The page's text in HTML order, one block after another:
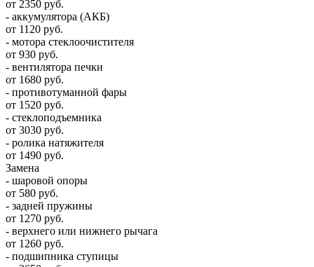
от 2350 руб.
- аккумулятора (АКБ)
от 1120 руб.
- мотора стеклоочистителя
от 930 руб.
- вентилятора печки
от 1680 руб.
- противотуманной фары
от 1520 руб.
- стеклоподъемника
от 3030 руб.
- ролика натяжителя
от 1490 руб.
Замена
- шаровой опоры
от 580 руб.
- задней пружины
от 1270 руб.
- верхнего или нижнего рычага
от 1260 руб.
- подшипника ступицы